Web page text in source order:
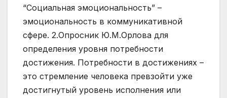
“Социальная эмоциональность” –
эмоциональность в коммуникативной
сфере. 2.Опросник Ю.М.Орлова для
определения уровня потребности
достижения. Потребности в достижениях –
это стремление человека превзойти уже
достигнутый уровень исполнения или